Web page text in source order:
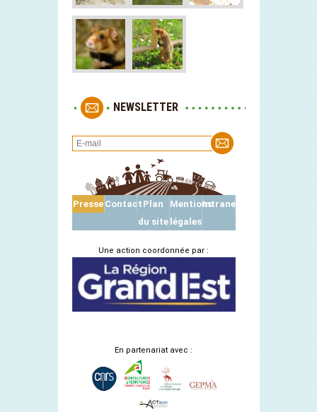
NEWSLETTER
Presse Contact Plan
du site
Mentions
légales
Intranet
Une action coordonnée par :
En partenariat avec :